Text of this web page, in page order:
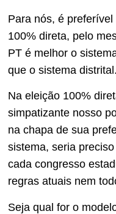
Para nós, é
100% direta, pelo
PT é melhor o
que o sistema distrital.
Na eleição 100%
simpatizante nosso
na chapa de sua
sistema, seria
cada congresso
regras atuais nem
Seja qual for o